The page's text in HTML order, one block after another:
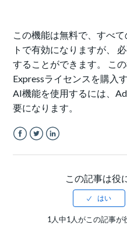
この機能は無料で、すべ
トで有効になりますが、
することができます。 こ
Expressライセンスを購入
AI機能を使用するには、
要になります。
この記事は役
1人中1人がこの記事が